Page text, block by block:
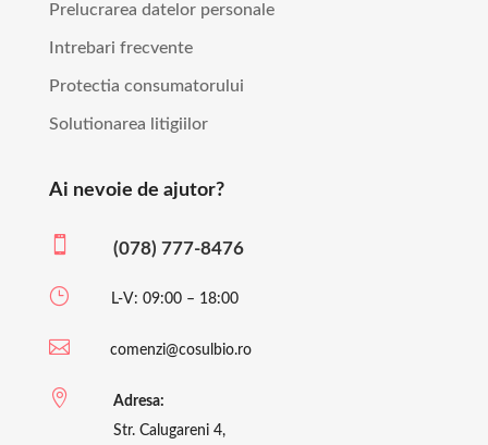
Prelucrarea datelor personale
Intrebari frecvente
Protectia consumatorului
Solutionarea litigiilor
Ai nevoie de ajutor?
 (078) 777-8476
} L-V: 09:00 – 18:00
 comenzi@cosulbio.ro

Adresa:
Str. Calugareni 4,